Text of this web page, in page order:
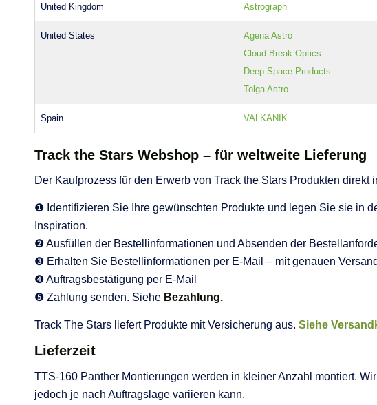
United Kingdom Astrograph
United States
Agena Astro
Cloud Break Optics
Deep Space Products
Tolga Astro
Spain VALKANIK
Track the Stars Webshop – für weltweite Lieferung
Der Kaufprozess für den Erwerb von Track the Stars Produkten direkt
❶ Identifizieren Sie Ihre gewünschten Produkte und legen Sie sie in
Inspiration.
❷ Ausfüllen der Bestellinformationen und Absenden der
❸ Erhalten Sie Bestellinformationen per E-Mail – mit genauen
❹ Auftragsbestätigung per E-Mail
❺ Zahlung senden. Siehe Bezahlung.
Track The Stars liefert Produkte mit Versicherung aus. Siehe
Lieferzeit
TTS-160 Panther Montierungen werden in kleiner Anzahl montiert.
jedoch je nach Auftragslage variieren kann.